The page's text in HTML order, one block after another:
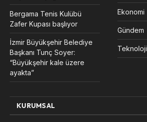
Bergama Tenis Kulübü
Zafer Kupası başlıyor
İzmir Büyükşehir Belediye
Başkanı Tunç Soyer:
“Büyükşehir kale üzere
ayakta”
Ekonomi
Gündem
Teknoloji
KURUMSAL